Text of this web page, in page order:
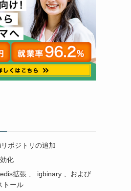
ポジトリの追加
化
拡張 、 igbinary 、および
トール